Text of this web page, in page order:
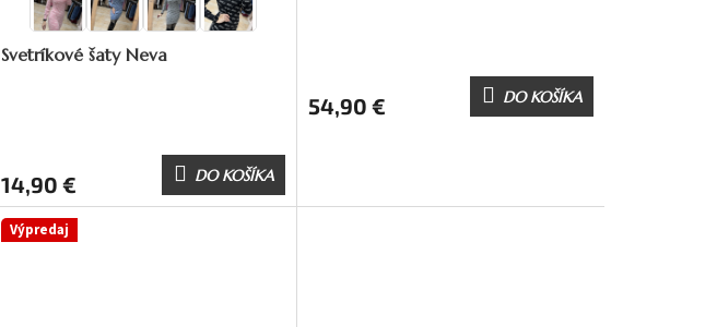
Svetríkové šaty Neva
14,90 € DO KOŠÍKA
54,90 € DO KOŠÍKA
Výpredaj